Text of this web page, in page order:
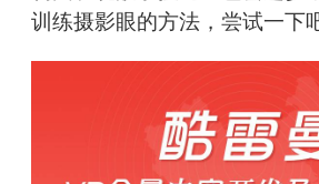
训练摄影眼的方法，尝试一下